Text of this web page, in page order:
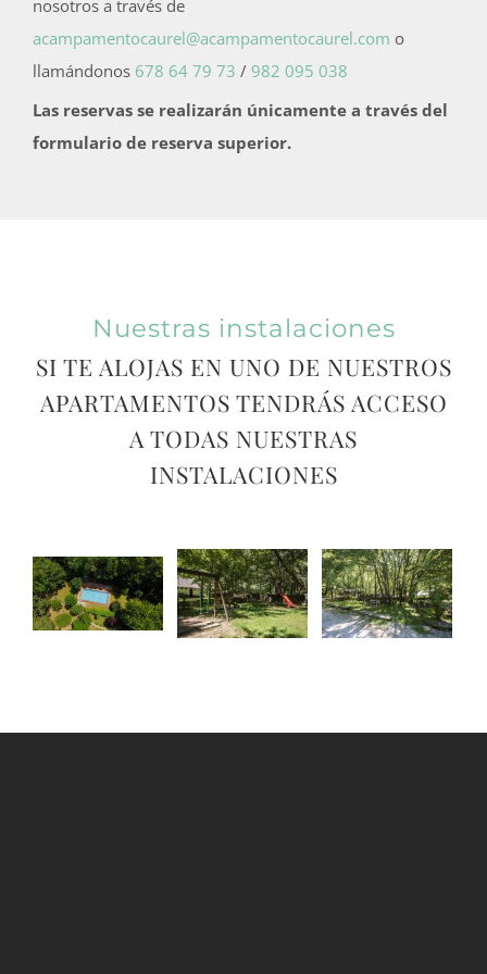
nosotros a través de
acampamentocaurel@acampamentocaurel.com o
llamándonos 678 64 79 73 / 982 095 038
Las reservas se realizarán únicamente a través del
formulario de reserva superior.
Nuestras instalaciones
SI TE ALOJAS EN UNO DE NUESTROS
APARTAMENTOS TENDRÁS ACCESO
A TODAS NUESTRAS
INSTALACIONES